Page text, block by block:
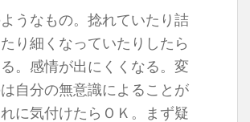
うなもの。捻れていたり詰
り細くなっていたりしたら
。感情が出にくくなる。変
自分の無意識によることが
に気付けたらＯＫ。まず疑